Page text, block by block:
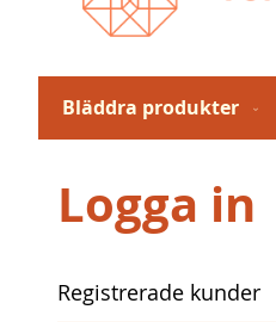
Bläddra produkter
Logga in
Registrerade kunder